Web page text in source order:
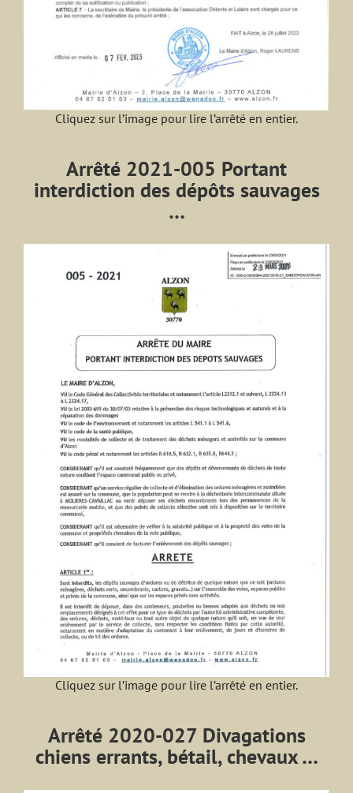
Cliquez sur l’image pour lire l’arrêté en entier.
Arrêté 2021-005 Portant
interdiction des dépôts sauvages
…
Cliquez sur l’image pour lire l’arrêté en entier.
Arrêté 2020-027 Divagations
chiens errants, bétail, chevaux …